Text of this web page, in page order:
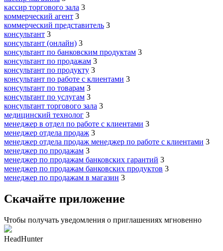
кассир торгового зала 3
коммерческий агент 3
коммерческий представитель 3
консультант 3
консультант (онлайн) 3
консультант по банковским продуктам 3
консультант по продажам 3
консультант по продукту 3
консультант по работе с клиентами 3
консультант по товарам 3
консультант по услугам 3
консультант торгового зала 3
медицинский технолог 3
менеджер в отдел по работе с клиентами 3
менеджер отдела продаж 3
менеджер отдела продаж менеджер по работе с клиентами 3
менеджер по продажам 3
менеджер по продажам банковских гарантий 3
менеджер по продажам банковских продуктов 3
менеджер по продажам в магазин 3
Скачайте приложение
Чтобы получать уведомления о приглашениях мгновенно
HeadHunter